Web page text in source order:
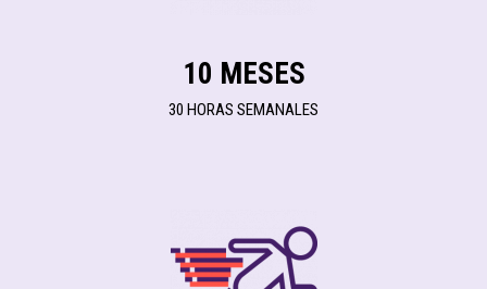
10 MESES
30 HORAS SEMANALES